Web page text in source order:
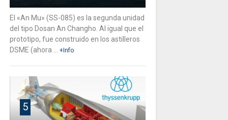
El «An Mu» (SS-085) es la segunda unidad
del tipo Dosan An Changho. Al igual que el
prototipo, fue construido en los astilleros
DSME (ahora ...
+Info
5